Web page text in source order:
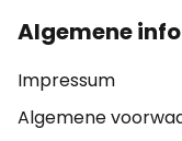
Algemene info
Impressum
Algemene